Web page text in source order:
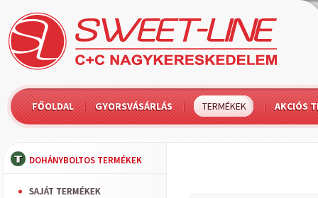
FŐOLDAL GYORSVÁSÁRLÁS TERMÉKEK AKCIÓS
DOHÁNYBOLTOS TERMÉKEK
SAJÁT TERMÉKEK